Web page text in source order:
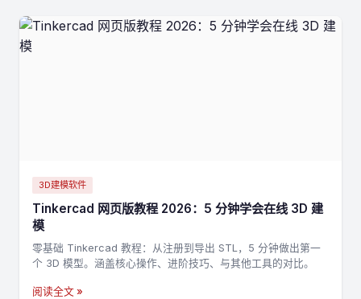
3D建模软件
Tinkercad 网页版教程 2026：5 分钟学会在线 3D 建
模
零基础 Tinkercad 教程：从注册到导出 STL，5 分钟做出第一
个 3D 模型。涵盖核心操作、进阶技巧、与其他工具的对比。
阅读全文 »